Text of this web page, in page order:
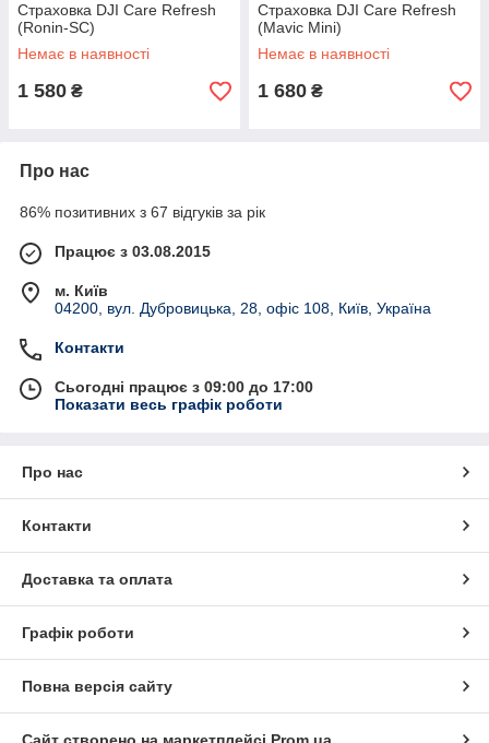
Страховка DJI Care Refresh
(Ronin-SC)
Немає в наявності
1 580 ₴
Страховка DJI Care Refresh
(Mavic Mini)
Немає в наявності
1 680 ₴
Про нас
86% позитивних з 67 відгуків за рік
Працює з 03.08.2015
м. Київ
04200, вул. Дубровицька, 28, офіс 108, Київ, Україна
Контакти
Сьогодні працює з 09:00 до 17:00
Показати весь графік роботи
Про нас
Контакти
Доставка та оплата
Графік роботи
Повна версія сайту